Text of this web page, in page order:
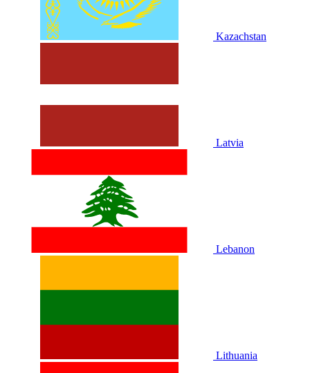
Kazachstan
Latvia
Lebanon
Lithuania